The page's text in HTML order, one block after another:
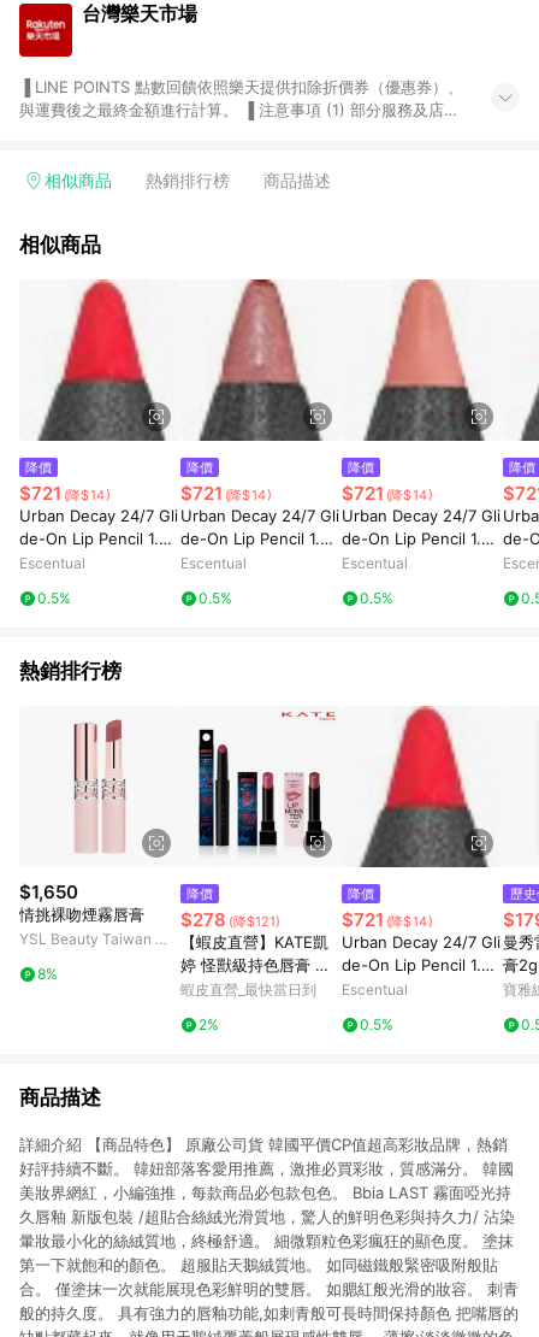
台灣樂天市場
與運費後之最終金額進行計算。 ▐ 注意事項 (1) 部分服務及店家
Smart mobile、神腦生活、JS巨盛、樂天KOBO電子書，請詳閱
台灣樂天市場，並在同一瀏覽器於24小時內結帳，才享有 LINE
市場 45 天內完成訂單出貨及結帳，則不符合贈點資格。 (4) 如
使用APP、或中途瀏覽比價網、回饋網、Google等其他網頁、或
由網頁版(電腦版/手機版網頁)切換為App都將會造成追蹤中斷而
無法進行 LINE POINTS 回饋。 (5) LINE 購物為購物資訊整合性
平台，商品資料更新會有時間差，如顯示之商品規格、顏色、價
位、贈品與台灣樂天市場銷售網頁不符，以銷售網頁標示為準。
(6) 導購訂單已逾 365 天，根據台灣樂天回饋規定，逾期訂單將
點數回饋或點數回饋有爭議，台灣樂天市場保有更改條款與法律
追訴之權利，活動詳情以樂天市場網站公告為準。
相似商品 熱銷排行榜 商品描述
相似商品
降價
$721 (降$14)
Urban Decay 24/7 Gli
de-On Lip Pencil 1.2g
714
Escentual
0.5%
降價
$721 (降$14)
Urban Decay 24/7 Gli
de-On Lip Pencil 1.2g
Peyote
Escentual
0.5%
降價
$721 (降$14)
Urban Decay 24/7 Gli
de-On Lip Pencil 1.2g
Naked
Escentual
0.5%
降價
de-
Bang
熱銷排行榜
$1,650
情挑裸吻煙霧唇膏
YSL Beauty Taiwan 官
8%
降價
$278 (降$121)
【蝦皮直營】KATE凱
婷 怪獸級持色唇膏 怪
獸唇膏 經典/限量/Clea
色 (官方直營)
蝦皮直營_最快當日到
2%
降價
$721 (降$14)
Urban Decay 24/7 Gli
de-On Lip Pencil 1.2g
714
Escentual
0.5%
歷
曼秀
膏
寶雅
商品描述
詳細介紹 【商品特色】 原廠公司貨 韓國平價CP值超高彩妝品牌，熱銷
好評持續不斷。 韓妞部落客愛用推薦，激推必買彩妝，質感滿分。 韓國
美妝界網紅，小編強推，每款商品必包款包色。 Bbia LAST 霧面啞光持
久唇釉 新版包裝 /超貼合絲絨光滑質地，驚人的鮮明色彩與持久力/ 沾染
暈妝最小化的絲絨質地，終極舒適。 細微顆粒色彩瘋狂的顯色度。 塗抹
第一下就飽和的顏色。 超服貼天鵝絨質地。 如同磁鐵般緊密吸附般貼
合。 僅塗抹一次就能展現色彩鮮明的雙唇。 如腮紅般光滑的妝容。 刺青
般的持久度。 具有強力的唇釉功能,如刺青般可長時間保持顏色 把嘴唇的